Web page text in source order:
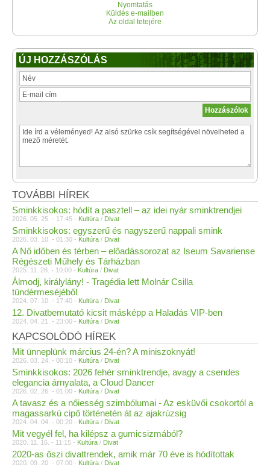
Nyomtatás
Küldés e-mailben
Az oldal tetejére
ÚJ HOZZÁSZÓLÁS
TOVÁBBI HÍREK
Sminkkisokos: hódít a pasztell – az idei nyár sminktrendjei
2026. 05. 25. - 17:45 - Kultúra / Divat
Sminkkisokos: egyszerű és nagyszerű nappali smink
2026. 03. 10. - 01:30 - Kultúra / Divat
A Nő időben és térben – előadássorozat az Iseum Savariense
Régészeti Műhely és Tárházban
2025. 11. 28. - 10:00 - Kultúra / Divat
Álmodj, királylány! - Tragédia lett Molnár Csilla
tündérmeséjéből
2024. 07. 10. - 17:40 - Kultúra / Divat
12. Divatbemutató kicsit másképp a Haladás VIP-ben
2024. 04. 21. - 23:00 - Kultúra / Divat
KAPCSOLÓDÓ HÍREK
Mit ünneplünk március 24-én? A miniszoknyát!
2026. 03. 24. - 00:10 - Kultúra / Divat
Sminkkisokos: 2026 fehér sminktrendje, avagy a csendes
elegancia árnyalata, a Cloud Dancer
2026. 02. 26. - 01:00 - Kultúra / Divat
A tavasz és a nőiesség szimbólumai - Az esküvői csokortól a
magassarkú cipő történetén át az ajakrúzsig
2024. 04. 04. - 00:20 - Kultúra / Divat
Mit vegyél fel, ha kilépsz a gumicsizmából?
2020. 11. 16. - 11:15 - Kultúra / Divat
2020-as őszi divattrendek, amik már 70 éve is hódítottak
2020. 09. 20. - 07:00 - Kultúra / Divat